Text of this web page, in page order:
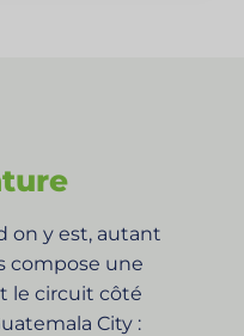
on y est, autant
compose une
le circuit côté
City :